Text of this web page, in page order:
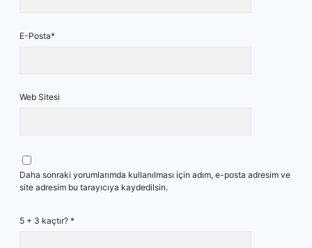
E-Posta*
Web Sitesi
Daha sonraki yorumlarımda kullanılması için adım, e-posta adresim ve
site adresim bu tarayıcıya kaydedilsin.
5 + 3 kaçtır? *